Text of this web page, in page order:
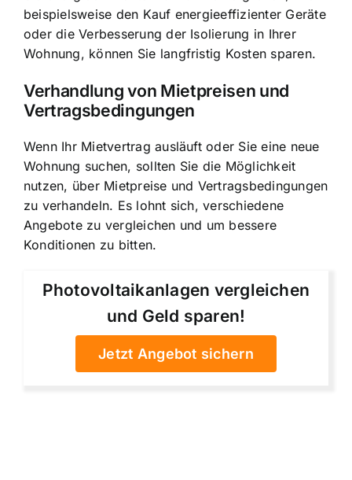
beispielsweise den Kauf energieeffizienter Geräte
oder die Verbesserung der Isolierung in Ihrer
Wohnung, können Sie langfristig Kosten sparen.
Verhandlung von Mietpreisen und
Vertragsbedingungen
Wenn Ihr Mietvertrag ausläuft oder Sie eine neue
Wohnung suchen, sollten Sie die Möglichkeit
nutzen, über Mietpreise und Vertragsbedingungen
zu verhandeln. Es lohnt sich, verschiedene
Angebote zu vergleichen und um bessere
Konditionen zu bitten.
Photovoltaikanlagen vergleichen
und Geld sparen!
Jetzt Angebot sichern